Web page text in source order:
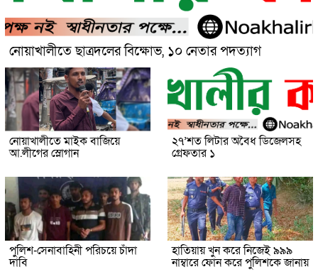
নোয়াখালীতে ছাত্রদলের বিক্ষোভ, ১০ নেতার পদত্যাগ
নোয়াখালীতে মাইক বাজিয়ে
আ.লীগের স্লোগান
২৭’শত লিটার অবৈধ ডিজেলসহ
গ্রেফতার ১
পুলিশ-সেনাবাহিনী পরিচয়ে চাঁদা
দাবি
হাতিয়ায় খুন করে নিজেই ৯৯৯
নাম্বারে ফোন করে পুলিশকে জানায়